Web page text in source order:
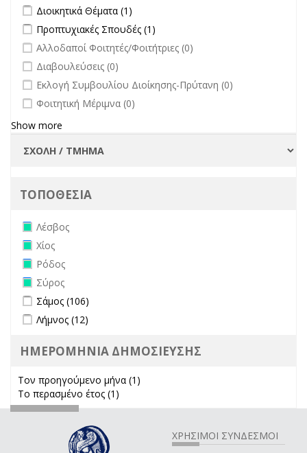
Apply Διοικητικά Θέματα filter
Διοικητικά Θέματα (1)
Apply Προπτυχιακές Σπουδές filter
Προπτυχιακές Σπουδές (1)
undefined
Αλλοδαποί Φοιτητές/Φοιτήτριες (0)
undefined
Διαβουλεύσεις (0)
undefined
Εκλογή Συμβουλίου Διοίκησης-Πρύτανη (0)
undefined
Φοιτητική Μέριμνα (0)
Show more
ΤΟΠΟΘΕΣΙΑ
Remove Λέσβος filter
Λέσβος
Remove Χίος filter
Χίος
Remove Ρόδος filter
Ρόδος
Remove Σύρος filter
Σύρος
Apply Σάμος filter
Σάμος (106)
Apply Λήμνος filter
Λήμνος (12)
ΗΜΕΡΟΜΗΝΙΑ ΔΗΜΟΣΙΕΥΣΗΣ
Τον προηγούμενο μήνα (1)
Το περασμένο έτος (1)
ΧΡΗΣΙΜΟΙ ΣΥΝΔΕΣΜΟΙ